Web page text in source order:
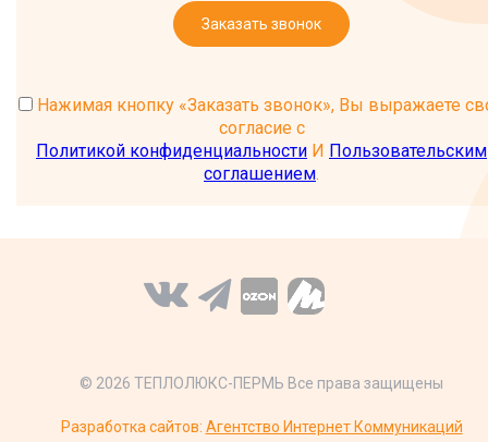
Заказать звонок
Нажимая кнопку «Заказать звонок», Вы выражаете
согласие с
Политикой конфиденциальности И Пользовательским
соглашением.
© 2026 ТЕПЛОЛЮКС-ПЕРМЬ Все права защищены
Разработка сайтов: Агентство Интернет Коммуникаций